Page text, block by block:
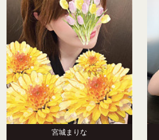
宮城まりな